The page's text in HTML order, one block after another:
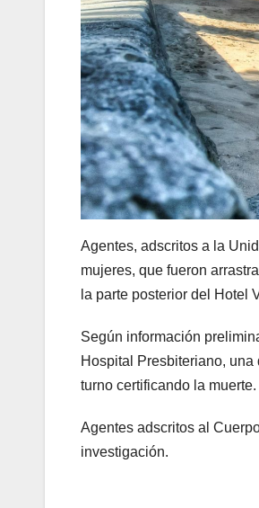
Agentes, adscritos a la
mujeres, que fueron
la parte posterior del Hotel
Según información
Hospital Presbiteriano,
turno certificando la muerte.
Agentes adscritos al
investigación.